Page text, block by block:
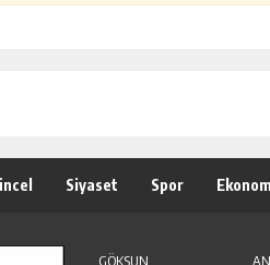
Siyaset Spor
GÖKSUN